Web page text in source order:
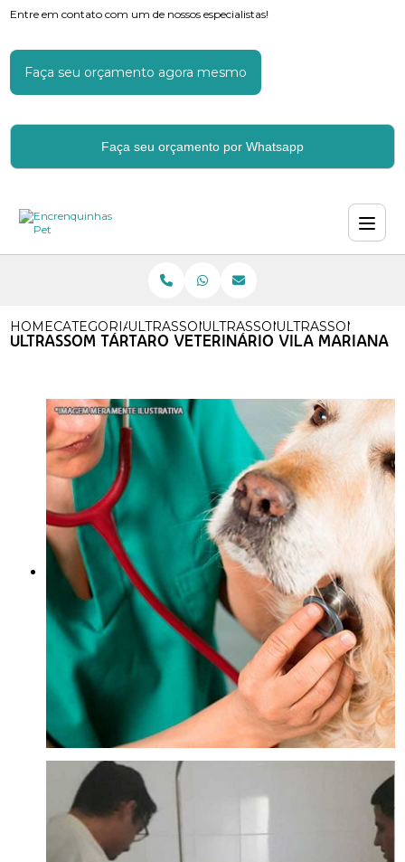
Entre em contato com um de nossos especialistas!
Faça seu orçamento agora mesmo
Faça seu orçamento por Whatsapp
HOMECATEGORIASULTRASSOM VETERINARIO
ULTRASSOM TARTARO
ULTRASSOM
ULTRASSOM TÁRTARO VETERINÁRIO VILA MARIANA